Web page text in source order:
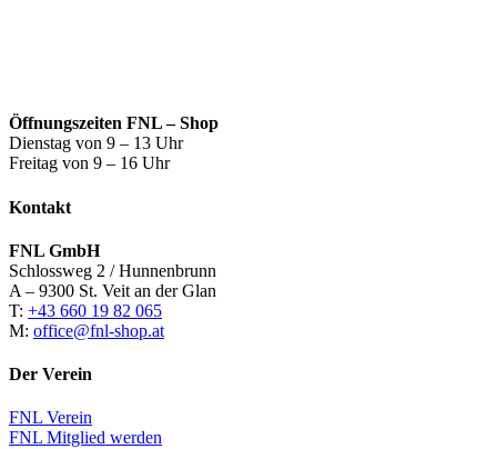
Öffnungszeiten FNL – Shop
Dienstag von 9 – 13 Uhr
Freitag von 9 – 16 Uhr
Kontakt
FNL GmbH
Schlossweg 2 / Hunnenbrunn
A – 9300 St. Veit an der Glan
T: +43 660 19 82 065
M: office@fnl-shop.at
Der Verein
FNL Verein
FNL Mitglied werden